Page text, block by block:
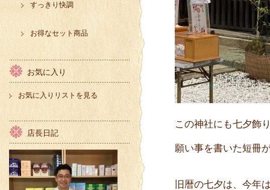
この神社にも七夕飾
願い事を書いた短冊
旧暦の七夕は、今年
すっきり快調
お得なセット商品
お気に入り
お気に入りリストを見る
店長日記